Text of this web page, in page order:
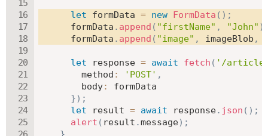
let formData = new FormData ( ) ;
      formData
. append ( "firstName" , "John" )
      formData
. append ( "image" , imageBlob ,
let response = await fetch ( '/article/
method : 'POST' ,
body:
formData
}) ;
let result = await response. json ( ) ;
alert ( result .message) ;